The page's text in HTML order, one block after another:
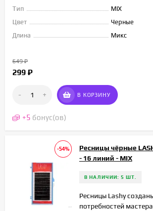
Тип
MIX
Цвет
Черные
Длина
Микс
649₽
299 ₽
- + В КОРЗИНУ
+5 бонус(ов)
-54%
Ресницы чёрные
- 16 линий - MIX
В НАЛИЧИИ: 5 ШТ.
Ресницы Lashy
потребностей